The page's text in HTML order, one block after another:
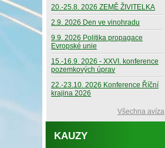
20.-25.8. 2026 ZEMĚ ŽIVITELKA
2.9. 2026 Den ve vinohradu
9.9. 2026 Politika propagace
Evropské unie
15.-16.9. 2026 - XXVI. konference
pozemkových úprav
22.-23.10. 2026 Konference Říční
krajina 2026
Všechna avíza
KAUZY